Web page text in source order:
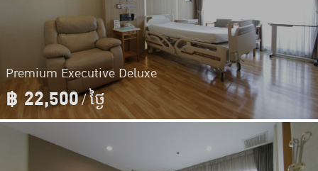
Premium Executive Deluxe
฿22,500/ ថ្ងៃ